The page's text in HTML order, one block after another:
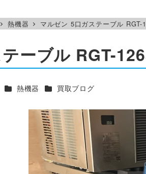
熱機器 マルゼン 5口ガステーブル RGT-
ーブル RGT-
カテゴリー
熱機器 カテゴリー
買取ブログ